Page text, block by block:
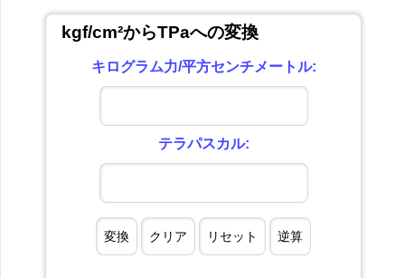
kgf/cm²からTPaへの変換
キログラム力/平方センチメートル:
テラパスカル: